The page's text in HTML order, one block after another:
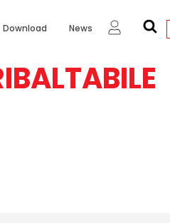
Download News